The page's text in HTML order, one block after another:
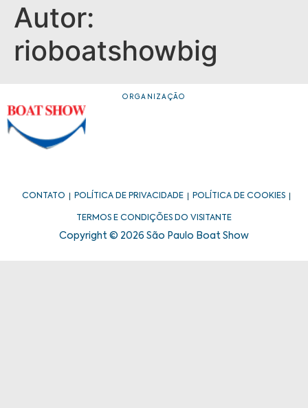
Autor:
rioboatshowbig
ORGANIZAÇÃO
CONTATO POLÍTICA DE PRIVACIDADE POLÍTICA DE COOKIES
TERMOS E CONDIÇÕES DO VISITANTE
Copyright © 2026 São Paulo Boat Show